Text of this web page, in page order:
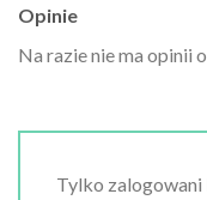
Opinie
Na razie nie ma opinii
Tylko